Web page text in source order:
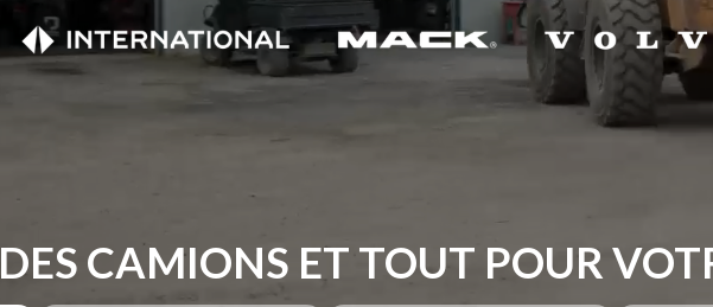
DES CAMIONS ET TOUT POUR